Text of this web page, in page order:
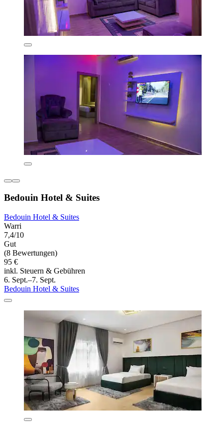
Bedouin Hotel & Suites
Bedouin Hotel & Suites
Warri
7,4/10
Gut
(8 Bewertungen)
95 €
inkl. Steuern & Gebühren
6. Sept.–7. Sept.
Bedouin Hotel & Suites